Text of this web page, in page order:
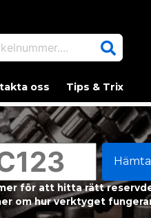
oss Tips & Trix
för att hitta rätt
om hur verktyget